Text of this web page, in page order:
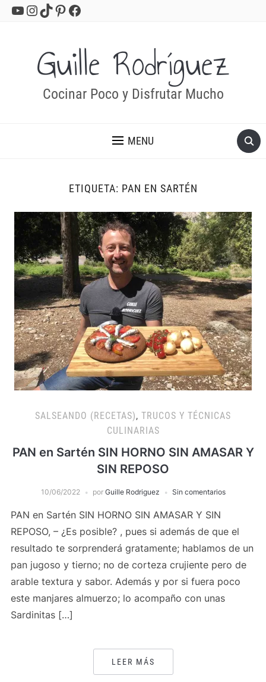
YouTube
Instagram
TikTok
Pinterest
Facebook
Guille Rodríguez
Cocinar Poco y Disfrutar Mucho
MENU
ETIQUETA: PAN EN SARTÉN
SALSEANDO (RECETAS), TRUCOS Y TÉCNICAS
CULINARIAS
PAN en Sartén SIN HORNO SIN AMASAR Y
SIN REPOSO
10/06/2022 por Guille Rodriguez Sin comentarios
PAN en Sartén SIN HORNO SIN AMASAR Y SIN
REPOSO, – ¿Es posible? , pues si además de que el
resultado te sorprenderá gratamente; hablamos de un
pan jugoso y tierno; no de corteza crujiente pero de
arable textura y sabor. Además y por si fuera poco
este manjares almuerzo; lo acompaño con unas
Sardinitas […]
LEER MÁS